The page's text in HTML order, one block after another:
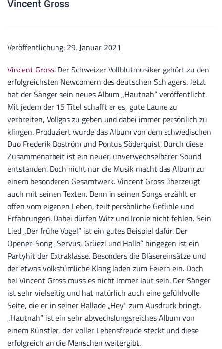
Vincent Gross
Veröffentlichung: 29. Januar 2021
Vincent Gross. Der Schweizer Vollblutmusiker gehört zu den
erfolgreichsten Newcomern des deutschen Schlagers. Jetzt
hat der Sänger sein neues Album „Hautnah“ veröffentlicht.
Mit jedem der 15 Titel schafft er es, gute Laune zu
verbreiten, Vollgas zu geben und dabei immer persönlich zu
klingen. Produziert wurde das Album von dem schwedischen
Duo Frederik Boström und Pontus Söderquist. Durch diese
Zusammenarbeit ist ein neuer, unverwechselbarer Sound
entstanden. Doch nicht nur die Musik macht das Album zu
einem besonderen Gesamtwerk. Vincent Gross überzeugt
auch mit seinen Texten. Denn in seinen Songs erzählt er
offen vom eigenen Leben, teilt persönliche Gefühle und
Erfahrungen. Dabei dürfen Witz und Ironie nicht fehlen. Sein
Lied „Der frühe Vogel“ ist ein gutes Beispiel dafür. Der
Opener-Song „Servus, Grüezi und Hallo“ hingegen ist ein
Partyhit der Extraklasse. Besonders die Bläsereinsätze und
der etwas volkstümliche Klang laden zum Feiern ein. Doch
bei Vincent Gross muss es nicht immer laut sein. Der Sänger
ist sehr vielseitig und hat natürlich auch eine gefühlvolle
Seite, die er in seiner Ballade „Hey“ zum Ausdruck bringt.
„Hautnah“ ist ein sehr abwechslungsreiches Album von
einem Künstler, der voller Lebensfreude steckt und diese
erfolgreich an die Menschen weitergibt.